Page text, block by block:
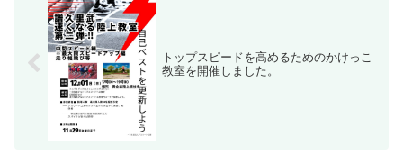
トップスピードを高めるためのかけっこ
教室を開催しました。